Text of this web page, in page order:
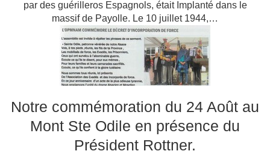
par des guérilleros Espagnols, était Implanté dans le
massif de Payolle. Le 10 juillet 1944,…
Notre commémoration du 24 Août au
Mont Ste Odile en présence du
Président Rottner.